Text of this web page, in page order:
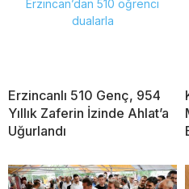
Erzincanlı 510 Genç, 954
Yıllık Zaferin İzinde Ahlat’a
Uğurlandı